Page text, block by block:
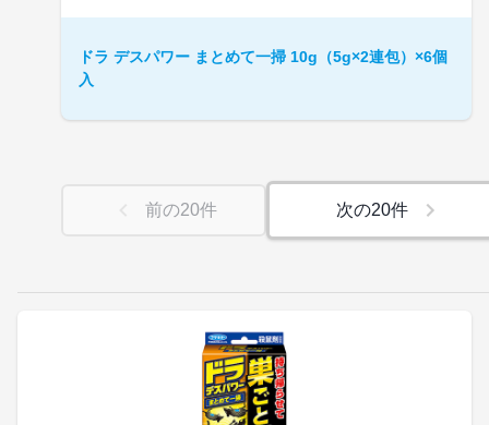
ドラ デスパワー まとめて一掃 10g（5g×2連包）×6個
入
前の20件 次の20件